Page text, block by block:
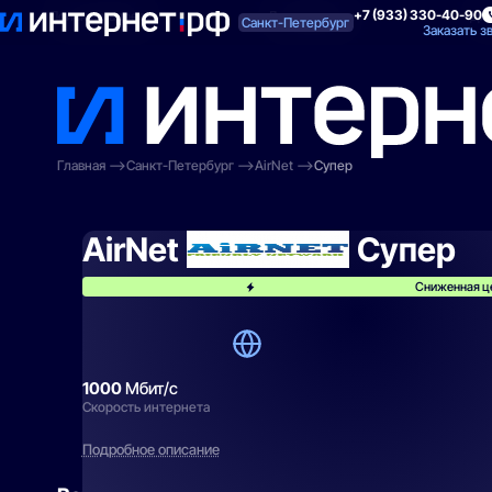
Санкт-Петербург +7 (933) 330-40-90
Заказать
Поиск по адресу Для квартиры
Главная
Санкт-Петербург AirNet Супер
AirNet Супер
Сниженная
1000Мбит/с
Скорость интернета
Подробное описание